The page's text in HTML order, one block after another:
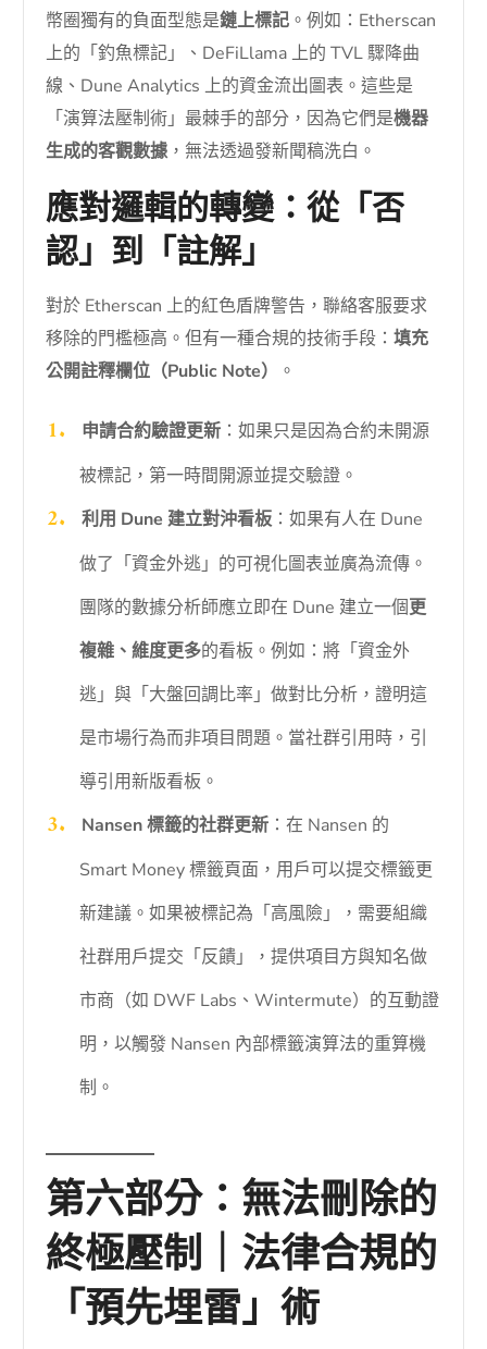
幣圈獨有的負面型態是鏈上標記 。例如：Etherscan
上的「釣魚標記」、DeFiLlama 上的 TVL 驟降曲
線、Dune Analytics 上的資金流出圖表。這些是
「演算法壓制術」最棘手的部分，因為它們是機器
生成的客觀數據，無法透過發新聞稿洗白。
應對邏輯的轉變：從「否
認」到「註解」
對於 Etherscan 上的紅色盾牌警告，聯絡客服要求
移除的門檻極高。但有一種合規的技術手段：填充
公開註釋欄位（Public Note）
。
申請合約驗證更新：如果只是因為合約未開源
被標記，第一時間開源並提交驗證。
利用 Dune 建立對沖看板：如果有人在 Dune
做了「資金外逃」的可視化圖表並廣為流傳。
團隊的數據分析師應立即在 Dune 建立一個更
複雜、維度更多的看板。例如：將「資金外
逃」與「大盤回調比率」做對比分析，證明這
是市場行為而非項目問題。當社群引用時，引
導引用新版看板。
Nansen 標籤的社群更新：在 Nansen 的
Smart Money 標籤頁面，用戶可以提交標籤更
新建議。如果被標記為「高風險」，需要組織
社群用戶提交「反饋」，提供項目方與知名做
市商（如 DWF Labs、Wintermute）的互動證
明，以觸發 Nansen 內部標籤演算法的重算機
制。
第六部分：無法刪除的
終極壓制｜法律合規的
「預先埋雷」術